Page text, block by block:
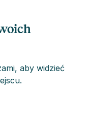
aby widzieć